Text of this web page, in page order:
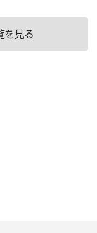
を見る